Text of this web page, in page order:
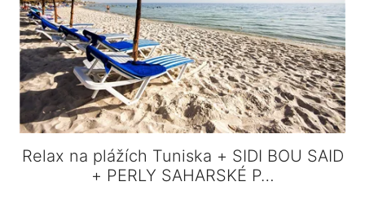
Relax na plážích Tuniska + SIDI BOU SAID
+ PERLY SAHARSKÉ P…